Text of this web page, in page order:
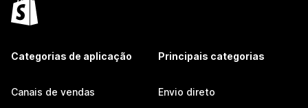
Categorias de aplicação
Canais de vendas
Principais categorias
Envio direto